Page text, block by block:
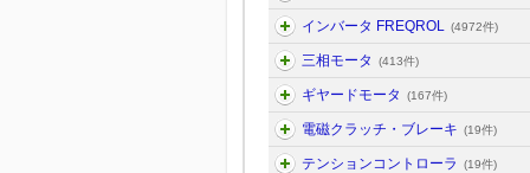
インバータ FREQROL (4972件)
三相モータ (413件)
ギヤードモータ (167件)
電磁クラッチ・ブレーキ (19件)
テンションコントローラ (19件)